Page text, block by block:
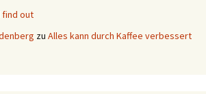
find out
zu Alles kann durch Kaffee verbessert